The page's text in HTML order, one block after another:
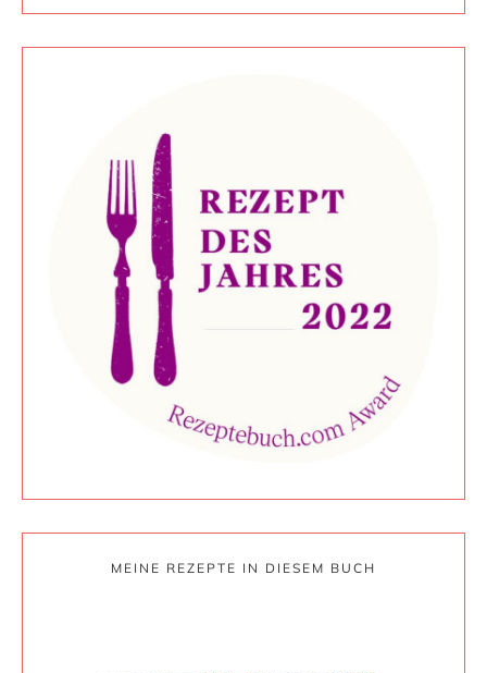
MEINE REZEPTE IN DIESEM BUCH